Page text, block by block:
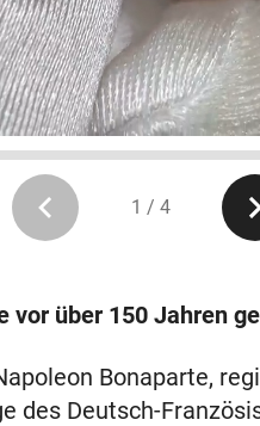
1 / 4
vor über 150 Jahren
Bonaparte,
des Deutsch-